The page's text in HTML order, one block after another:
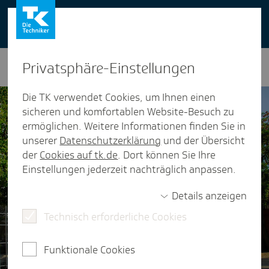
You can also use our website in English -
change to English version
Privat­sphäre-Einstel­lungen
Die TK verwendet Cookies, um Ihnen einen
sicheren und komfortablen Website-Besuch zu
ermöglichen. Weitere Informationen finden Sie in
unserer Datenschutzerklärung und der Übersicht
der Cookies auf tk.de. Dort können Sie Ihre
Einstellungen jederzeit nachträglich anpassen.
Details anzeigen
Technisch erforderliche Cookies
Funktionale Cookies